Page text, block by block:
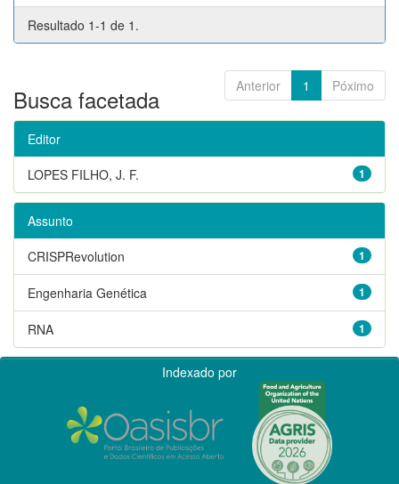
Resultado 1-1 de 1.
Anterior 1 Póximo
Busca facetada
Editor
1
LOPES FILHO, J. F.
Assunto
1
CRISPRevolution
1
Engenharia Genética
1
RNA
Indexado por